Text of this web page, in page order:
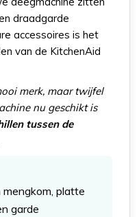
draadgarde
accessoires is het
van de KitchenAid
merk, maar twijfel
nu geschikt is
tussen de
platte
garde